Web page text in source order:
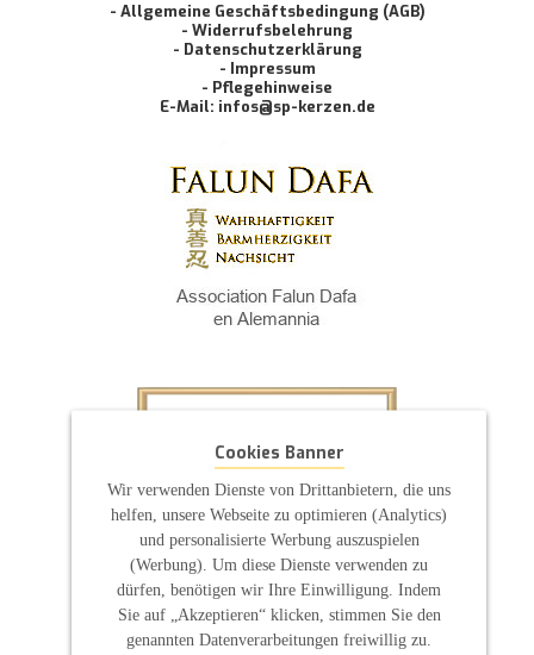
- Allgemeine Geschäftsbedingung (AGB)
- Widerrufsbelehrung
- Datenschutzerklärung
- Impressum
- Pflegehinweise
E-Mail: infos@sp-kerzen.de
Cookies Banner
Wir verwenden Dienste von Drittanbietern, die uns
helfen, unsere Webseite zu optimieren (Analytics)
und personalisierte Werbung auszuspielen
(Werbung). Um diese Dienste verwenden zu
dürfen, benötigen wir Ihre Einwilligung. Indem
Sie auf „Akzeptieren“ klicken, stimmen Sie den
genannten Datenverarbeitungen freiwillig zu.